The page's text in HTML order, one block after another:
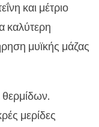
και μέτριο
καλύτερη
μυϊκής μάζας
θερμίδων.
μερίδες